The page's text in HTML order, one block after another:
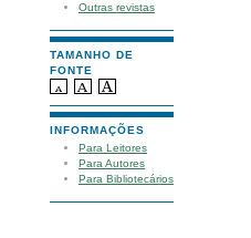
Outras revistas
TAMANHO DE
FONTE
INFORMAÇÕES
Para Leitores
Para Autores
Para Bibliotecários